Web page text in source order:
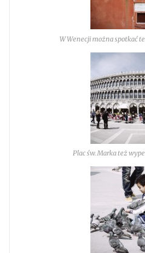
W Wenecji można spotkać
Plac św. Marka też